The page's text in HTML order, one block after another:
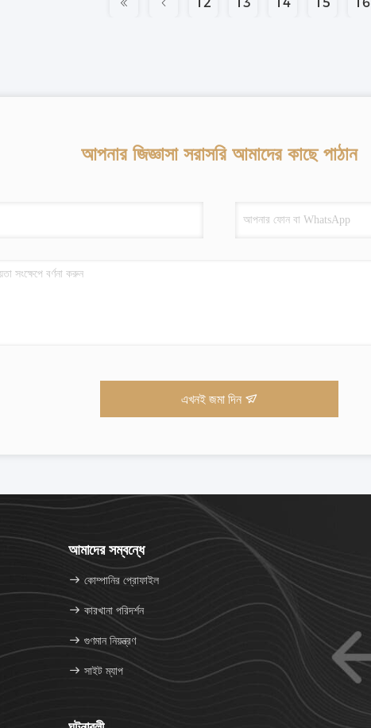
আপনার জিজ্ঞাসা সরাসরি আমাদের কাছে পাঠান
এখনই জমা দিন
আমাদের সম্বন্ধে
কোম্পানির প্রোফাইল
কারখানা পরিদর্শন
গুণমান নিয়ন্ত্রণ
সাইট ম্যাপ